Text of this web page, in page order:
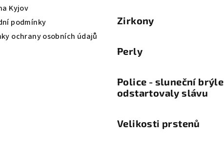
Kyjov
podmínky
ochrany osobních údajů
Zirkony
Perly
Police - sluneční brýle
odstartovaly slávu
Velikosti prstenů